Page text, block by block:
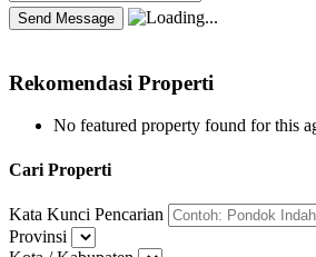
Rekomendasi Properti
No featured property found for this
Cari Properti
Kata Kunci Pencarian
Provinsi